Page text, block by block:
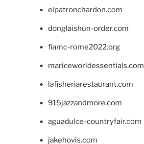
elpatronchardon.com
donglaishun-order.com
fiamc-rome2022.org
mariceworldessentials.com
lafisheriarestaurant.com
915jazzandmore.com
aguadulce-countryfair.com
jakehovis.com